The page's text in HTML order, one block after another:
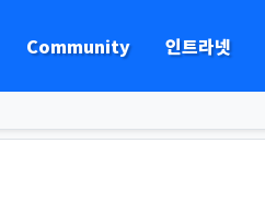
Community 인트라넷